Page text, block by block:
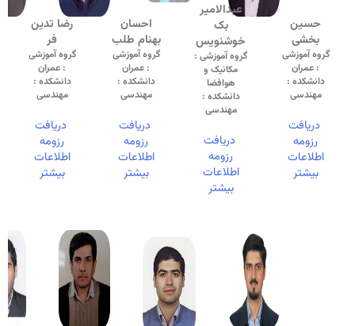
حسین
بخشی
گروه آموزشی
: عمران
دانشکده :
مهندسی
دریافت
رزومه
اطلاعات
بیشتر
عبدالامیر
بک
خوشنویس
گروه آموزشی :
مکانیک و
هوافضا
دانشکده :
مهندسی
دریافت
رزومه
اطلاعات
بیشتر
احسان
بهنام طلب
گروه آموزشی
: عمران
دانشکده :
مهندسی
دریافت
رزومه
اطلاعات
بیشتر
رضا تدین
فر
گروه آموزشی
: عمران
دانشکده :
مهندسی
دریافت
رزومه
اطلاعات
بیشتر